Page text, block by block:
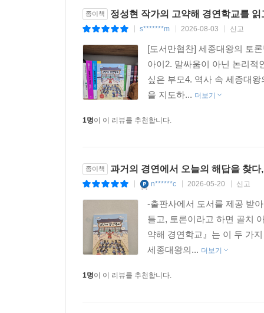
함께 만드는 토론 분위기: 먼저 마음을 열어요
·세종의 토론법 2
경청이 토론의 꽃: 잘 듣는 것이 진짜 토론을 만들
·세종의 토론법 3
·세종의 토론법 5
차분한 태도: 침착하게 핵심만 간결히 말하는태도
·세종의 토론법 6
예의 갖춘 바른말 하기: 상대방을 존중하며 예의
·세종의 토론법 7
종이책 정성현 작가의 고약해 경연학교를 읽
s*******m 2026-08-03 신고
[도서만협찬] 세종대왕의 토
아이2. 말싸움이 아닌 논리적
싶은 부모4. 역사 속 세종대
을 지도하... 더보기
1명이 이 리뷰를 추천합니다.
종이책 과거의 경연에서 오늘의 해답을 찾
n******c 2026-05-20 신고
-출판사에서 도서를 제공 받
들고, 토론이라고 하면 골치
약해 경연학교』는 이 두 가
세종대왕의... 더보기
1명이 이 리뷰를 추천합니다.